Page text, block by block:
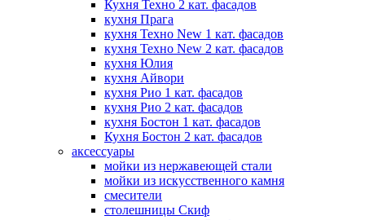
Кухня Техно 2 кат. фасадов
кухня Прага
кухня Техно New 1 кат. фасадов
кухня Техно New 2 кат. фасадов
кухня Юлия
кухня Айвори
кухня Рио 1 кат. фасадов
кухня Рио 2 кат. фасадов
кухня Бостон 1 кат. фасадов
Кухня Бостон 2 кат. фасадов
аксессуары
мойки из нержавеющей стали
мойки из искусственного камня
смесители
столешницы Скиф